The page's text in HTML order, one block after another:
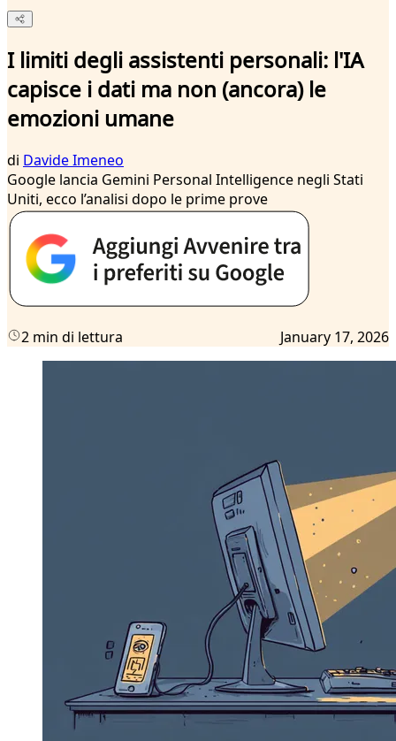
I limiti degli assistenti personali: l'IA
capisce i dati ma non (ancora) le
emozioni umane
di Davide Imeneo
Google lancia Gemini Personal Intelligence negli Stati
Uniti, ecco l’analisi dopo le prime prove
2 min di lettura January 17, 2026